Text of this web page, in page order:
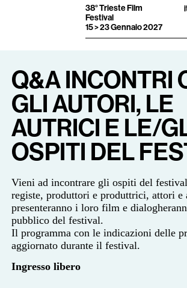
38° Trieste Film
Festival
15 > 23 Gennaio 2027
Q&A INCONTRI
GLI AUTORI, LE
AUTRICI E LE/
OSPITI DEL
Vieni ad incontrare gli ospiti del
registe, produttori e produttrici, attori e
presenteranno i loro film e
pubblico del festival.
Il programma con le indicazioni delle
aggiornato durante il festival.
Ingresso libero